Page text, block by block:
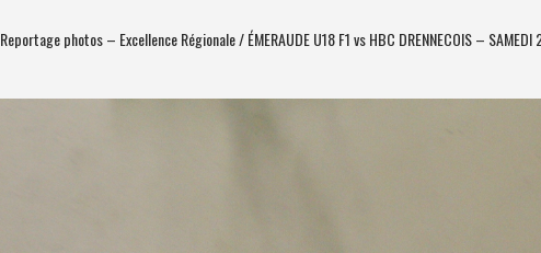
Reportage photos – Excellence Régionale / ÉMERAUDE U18 F1 vs HBC DRENNECOIS – SAMEDI